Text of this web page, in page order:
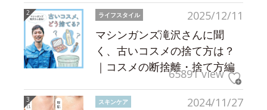
2025/12/11
ライフスタイル
マシンガンズ滝沢さんに聞
く、古いコスメの捨て方は？
｜コスメの断捨離・捨て方編
65891 view
2024/11/27
スキンケア